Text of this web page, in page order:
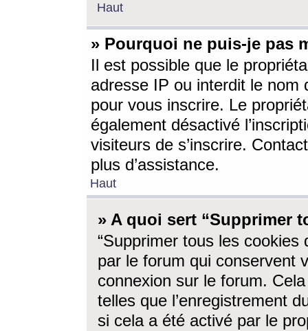
Haut
» Pourquoi ne puis-je pas
Il est possible que le
adresse IP ou interdit le nom
pour vous inscrire. Le
également désactivé
visiteurs de s’inscrire.
plus d’assistance.
Haut
» A quoi sert “Supprimer
“Supprimer tous les cookies
par le forum qui conservent
connexion sur le forum.
telles que l’enregistrement
si cela a été activé par le